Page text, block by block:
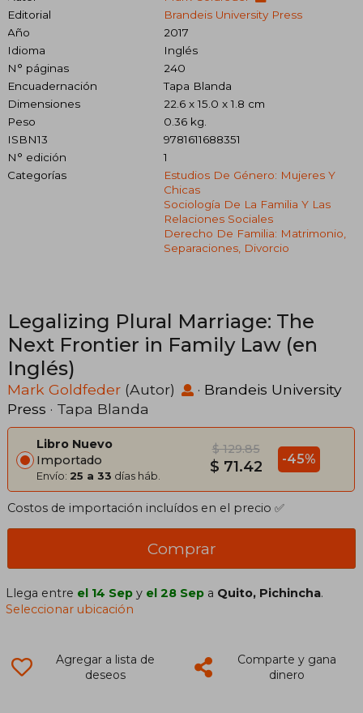
Editorial
Brandeis University Press
Año
2017
Idioma
Inglés
N° páginas
240
Encuadernación
Tapa Blanda
Dimensiones
22.6 x 15.0 x 1.8 cm
Peso
0.36 kg.
ISBN13
9781611688351
N° edición
1
Categorías
Estudios De Género: Mujeres Y
Chicas
Sociología De La Familia Y Las
Relaciones Sociales
Derecho De Familia: Matrimonio,
Separaciones, Divorcio
Legalizing Plural Marriage: The
Next Frontier in Family Law (en
Inglés)
Mark Goldfeder (Autor) · Brandeis University
Press · Tapa Blanda
Libro Nuevo
Importado
Envío: 25 a 33 días háb.
$ 129.85
$ 71.42 -45%
Costos de importación incluídos en el precio ✅
Comprar
Llega entre el 14 Sep y el 28 Sep a Quito, Pichincha.
Seleccionar ubicación
Agregar a lista de
deseos
Comparte y gana
dinero